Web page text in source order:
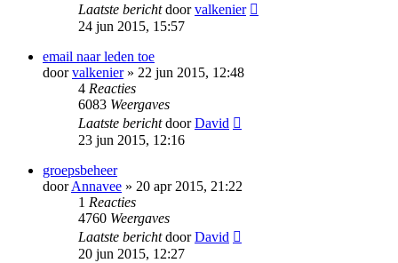
Laatste berichtdoorvalkenier
24 jun 2015, 15:57
email naar leden toe
doorvalkenier» 22 jun 2015, 12:48
4 Reacties
6083 Weergaves
Laatste berichtdoorDavid
23 jun 2015, 12:16
groepsbeheer
doorAnnavee » 20 apr 2015, 21:22
1 Reacties
4760 Weergaves
Laatste berichtdoorDavid
20 jun 2015, 12:27